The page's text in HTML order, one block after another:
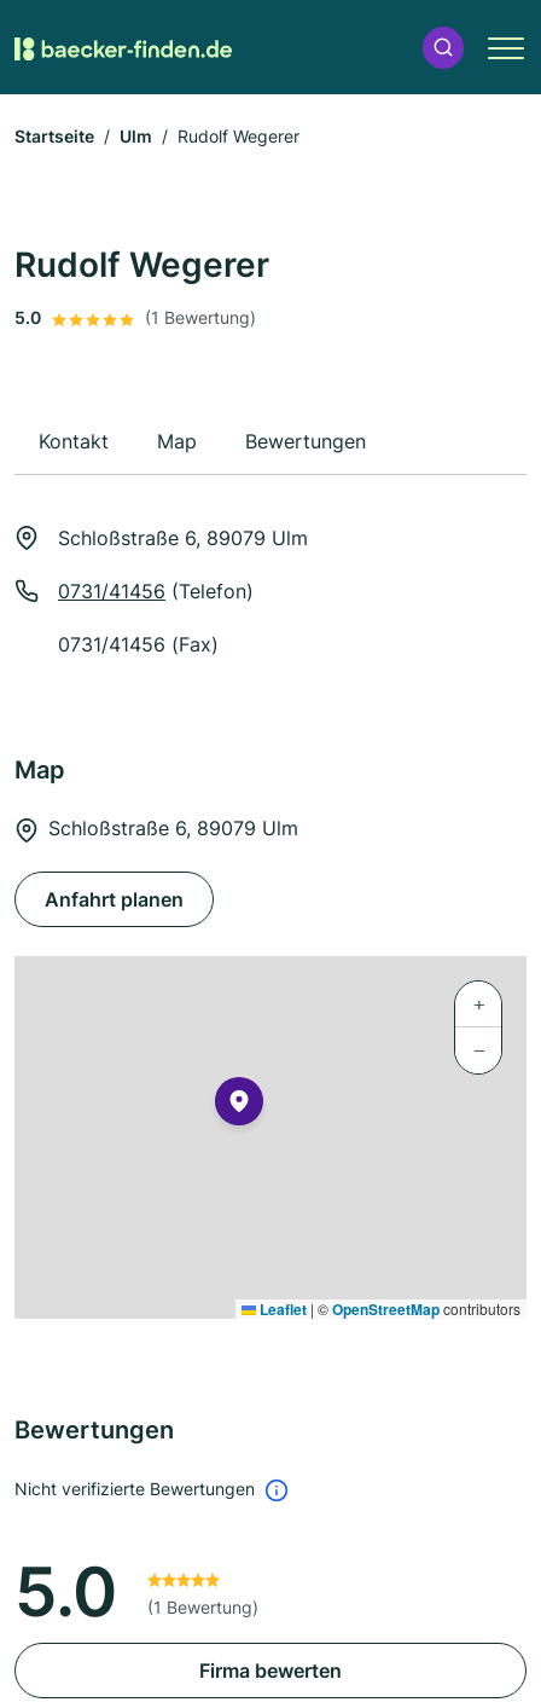
Startseite Ulm Rudolf Wegerer
Rudolf Wegerer
5.0 (1 Bewertung)
Kontakt Map Bewertungen
Schloßstraße 6, 89079 Ulm
0731/41456 (Telefon)
0731/41456 (Fax)
Map
Schloßstraße 6, 89079 Ulm
Anfahrt planen
+
−
Leaflet | ©OpenStreetMapcontributors
Bewertungen
Nicht verifizierte Bewertungen
5.0 (1 Bewertung)
Firma bewerten